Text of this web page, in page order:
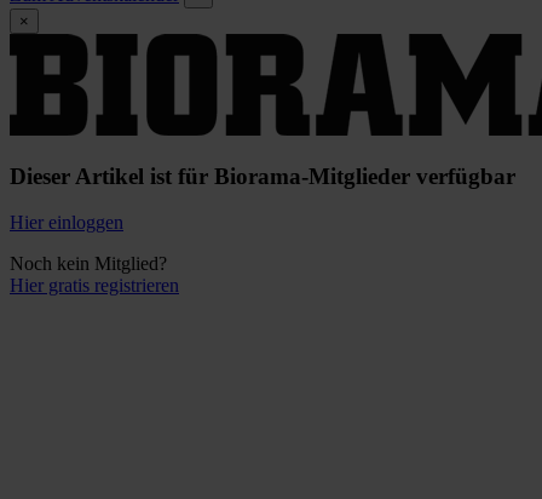
×
Dieser Artikel ist für Biorama-Mitglieder verfügbar
Hier einloggen
Noch kein Mitglied?
Hier gratis registrieren